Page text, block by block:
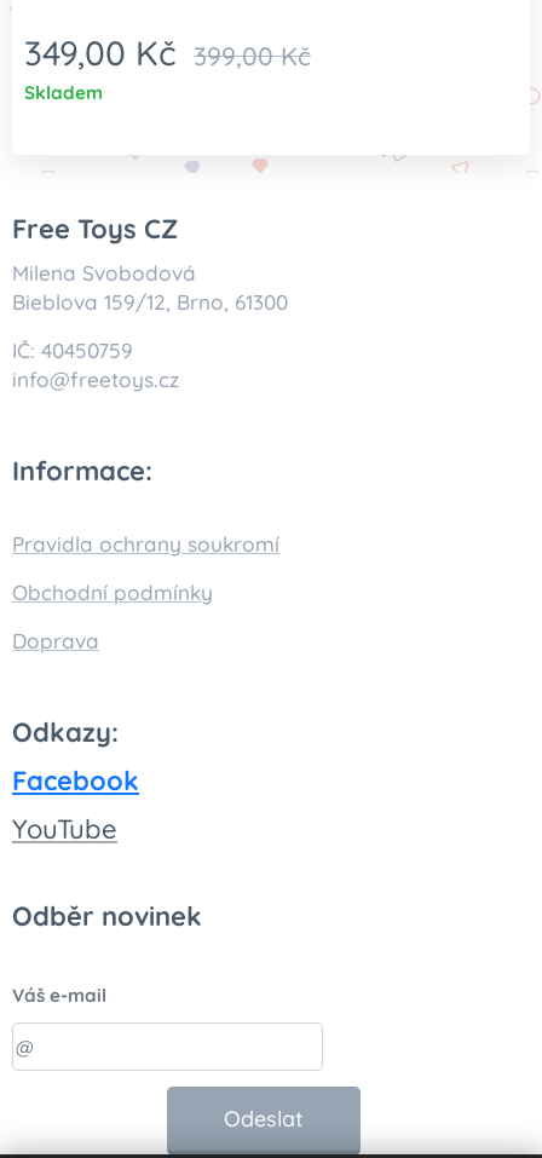
349,00 Kč 399,00Kč
Skladem
Free Toys CZ
Milena Svobodová
Bieblova 159/12, Brno, 61300
IČ: 40450759
info@freetoys.cz
Informace:
Pravidla ochrany soukromí
Obchodní podmínky
Doprava
Odkazy:
Facebook
YouTube
Odběr novinek
Váš e-mail
Odeslat